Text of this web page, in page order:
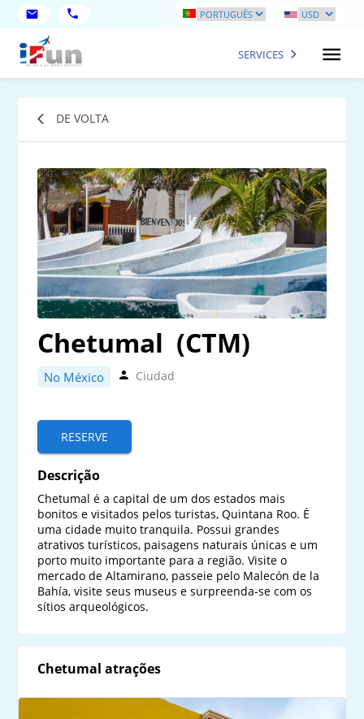
SERVICES
DE VOLTA
Chetumal (CTM)
No México Ciudad
RESERVE
Descrição
Chetumal é a capital de um dos estados mais
bonitos e visitados pelos turistas, Quintana Roo. É
uma cidade muito tranquila. Possui grandes
atrativos turísticos, paisagens naturais únicas e um
porto muito importante para a região. Visite o
mercado de Altamirano, passeie pelo Malecón de la
Bahía, visite seus museus e surpreenda-se com os
sítios arqueológicos.
Chetumal atrações